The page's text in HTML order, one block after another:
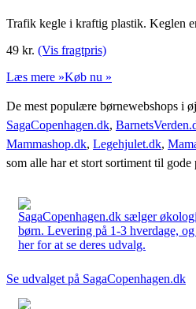
Trafik kegle i kraftig plastik. Keglen
49 kr. (Vis fragtpris)
Læs mere »Køb nu »
De mest populære børnewebshops i
SagaCopenhagen.dk,
Mammashop.dk, Legehjulet.dk,
som alle har et stort sortiment til gode
SagaCopenhagen.dk sælger
børn. Levering på 1-3 hverdage,
her for at se deres udvalg.
Se udvalget på SagaCopenhagen.dk